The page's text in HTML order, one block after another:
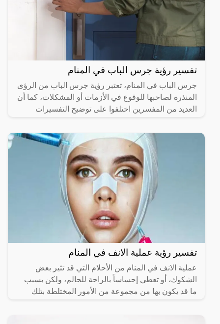
تفسير رؤية جرس الباب في المنام
جرس الباب في المنام، تعتبر رؤية جرس الباب من الرؤى
المنذرة لصاحبها للوقوع في الأزمات أو المشكلات، كما أن
العديد من المفسرين اختلفوا على توضيح التفسيرات
تفسير رؤية عملية الانف في المنام
عملية الانف في المنام من الأحلام التي قد تثير بعض
الشكوك، أو تعطي إحساساً بالراحة للحالم، ولكن بسبب
ما قد يكون بها من مجموعة من الأمور المختلطة بتلك